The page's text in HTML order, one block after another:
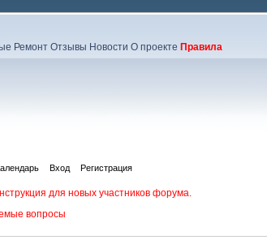
Ремонт Отзывы Новости О проекте Правила
Вход Регистрация
для новых участников форума.
вопросы